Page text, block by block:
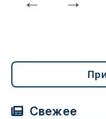
Свежее